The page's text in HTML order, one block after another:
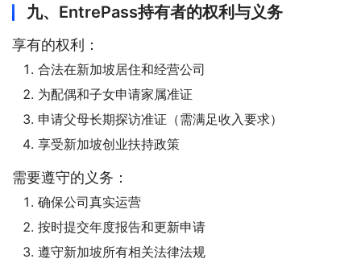
九、EntrePass持有者的权利与义务
享有的权利：
合法在新加坡居住和经营公司
为配偶和子女申请家属准证
申请父母长期探访准证（需满足收入要求）
享受新加坡创业扶持政策
需要遵守的义务：
确保公司真实运营
按时提交年度报告和更新申请
遵守新加坡所有相关法律法规